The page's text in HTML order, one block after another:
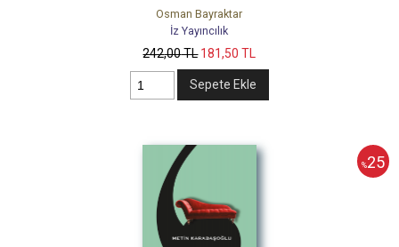
Osman Bayraktar
İz Yayıncılık
242,00TL 181,50 TL
Sepete Ekle
%25